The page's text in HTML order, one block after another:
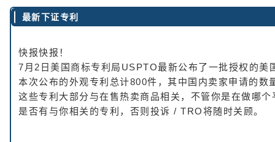
最新下证专利
快报快报！
7月2日美国商标专利局USPTO最新公布了一批授权的美
本次公布的外观专利总计800件，其中国内卖家申请的数
这些专利大部分与在售热卖商品相关，不管你是在做哪个
是否有与你相关的专利，否则投诉 / TRO将随时关顾。